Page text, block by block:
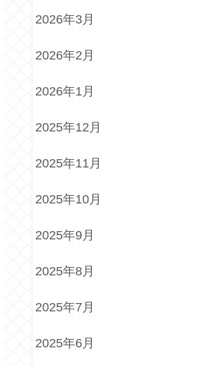
2026年3月
2026年2月
2026年1月
2025年12月
2025年11月
2025年10月
2025年9月
2025年8月
2025年7月
2025年6月